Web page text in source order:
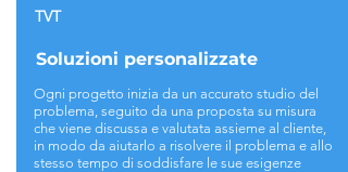
TVT
Soluzioni personalizzate
Ogni progetto inizia da un accurato studio del
problema, seguito da una proposta su misura
che viene discussa e valutata assieme al cliente,
in modo da aiutarlo a risolvere il problema e allo
stesso tempo di soddisfare le sue esigenze